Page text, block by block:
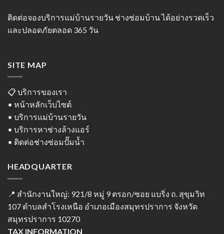
ติดต่อจองบริการแม่บ้านรายวัน ช่างซ่อมบ้าน ได้อย่างรวดเร็ว
และปลอดภัยตลอด 365 วัน
SITE MAP
📋 บริการของเรา
• หน้าหลักเว็บไซต์
• บริการแม่บ้านรายวัน
• บริการหาช่างล้างแอร์
• ติดต่อช่างซ่อมปั๊มน้ำ
HEADQUARTER
📍 สำนักงานใหญ่: 921/8 หมู่ 9 ตรอก/ซอย แบริ่ง ถ. สุขุมวิท
107 ตำบลสำโรงเหนือ อำเภอเมืองสมุทรปราการ จังหวัด
สมุทรปราการ 10270
TAX INFORMATION